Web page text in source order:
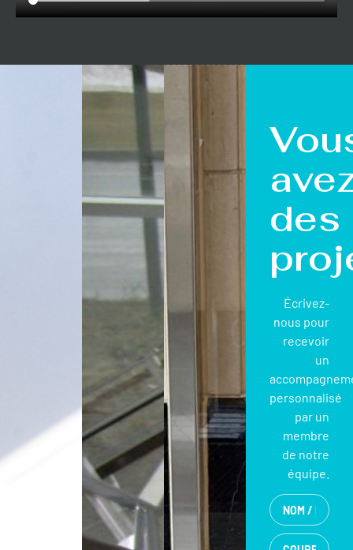
des
Écrivez-
nous pour
recevoir
un
personnalisé
par un
membre
de notre
équipe.